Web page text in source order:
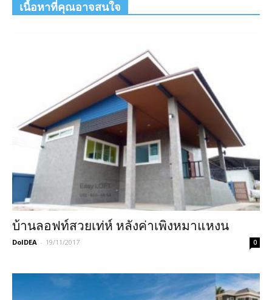
เนื้อหาที่คุณอาจสนใจ
บ้านลอฟท์สวยเท่ห์ หลังค่าเพิงหมาแหงน
DoIDEA - 19/11/2017 0